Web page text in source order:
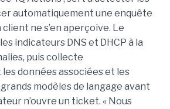
automatiquement une enquête
client ne s’en aperçoive. Le
indicateurs DNS et DHCP à la
puis collecte
données associées et les
grands modèles de langage avant
n’ouvre un ticket. « Nous